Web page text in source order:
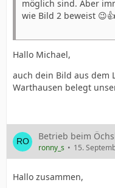
möglich sind. Aber
wie Bild 2 beweist 😉👍
Hallo Michael,
auch dein Bild aus dem
Warthausen belegt
Betrieb beim
ronny_s 15.
Hallo zusammen,